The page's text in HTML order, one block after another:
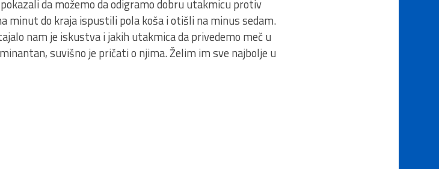
da možemo da odigramo dobru utakmicu protiv
minut do kraja ispustili pola koša i otišli na minus sedam.
nam je iskustva i jakih utakmica da privedemo meč u
suvišno je pričati o njima. Želim im sve najbolje u